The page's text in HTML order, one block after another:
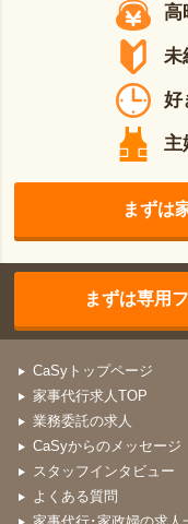
高
未
好
主
まずは
まずは専用
CaSyトップページ
家事代行求人TOP
業務委託の求人
CaSyからのメッセージ
スタッフインタビュー
よくある質問